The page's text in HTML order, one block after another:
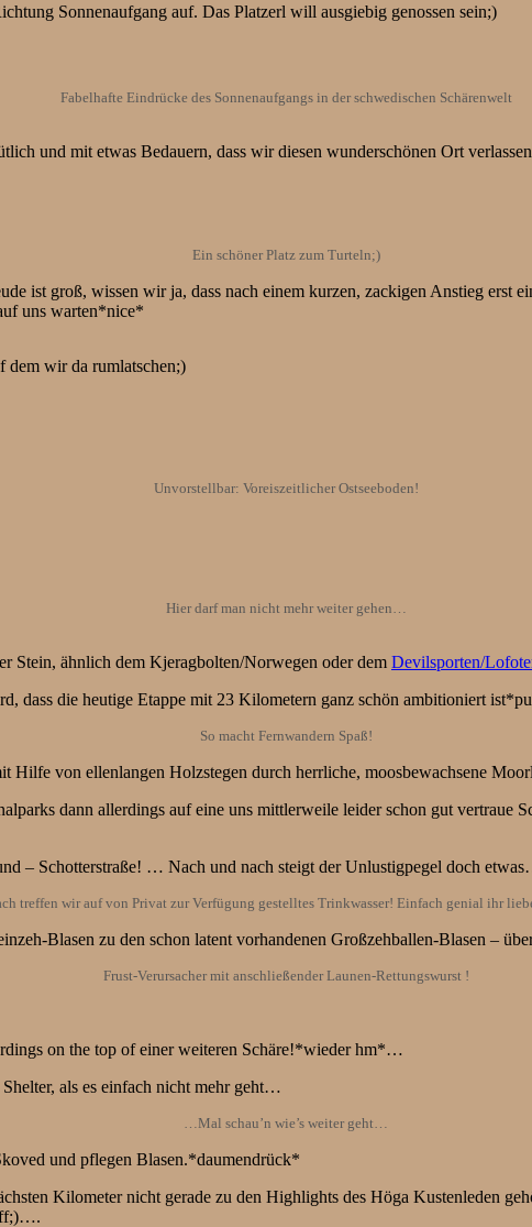
Sonnenaufgang auf. Das Platzerl will ausgiebig genossen sein;)
Fabelhafte Eindrücke des Sonnenaufgangs in der schwedischen Schärenwelt
und mit etwas Bedauern, dass wir diesen wunderschönen Ort
Ein schöner Platz zum Turteln;)
ist groß, wissen wir ja, dass nach einem kurzen, zackigen Anstieg erst
uns warten*nice*
dem wir da rumlatschen;)
Unvorstellbar: Voreiszeitlicher Ostseeboden!
Hier darf man nicht mehr weiter gehen…
Stein, ähnlich dem Kjeragbolten/Norwegen oder dem Devilsporten/
dass die heutige Etappe mit 23 Kilometern ganz schön ambitioniert
So macht Fernwandern Spaß!
Hilfe von ellenlangen Holzstegen durch herrliche, moosbewachsene
dann allerdings auf eine uns mittlerweile leider schon gut vertraue
– Schotterstraße! … Nach und nach steigt der Unlustigpegel doch
treffen wir auf von Privat zur Verfügung gestelltes Trinkwasser! Einfach genial ihr
Blasen zu den schon latent vorhandenen Großzehballen-Blasen –
Frust-Verursacher mit anschließender Launen-Rettungswurst !
on the top of einer weiteren Schäre!*wieder hm*…
als es einfach nicht mehr geht…
…Mal schau’n wie’s weiter geht…
und pflegen Blasen.*daumendrück*
Kilometer nicht gerade zu den Highlights des Höga Kustenleden